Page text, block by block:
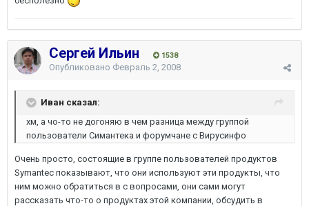
Сергей Ильин 1538
Опубликовано Февраль 2, 2008
Иван сказал:
хм, а чо-то не догоняю в чем разница между группой
пользователи Симантека и форумчане с Вирусинфо
Очень просто, состоящие в группе пользователей продуктов
Symantec показывают, что они используют эти продукты, что
ним можно обратиться в с вопросами, они сами могут
рассказать что-то о продуктах этой компании, обсудить в